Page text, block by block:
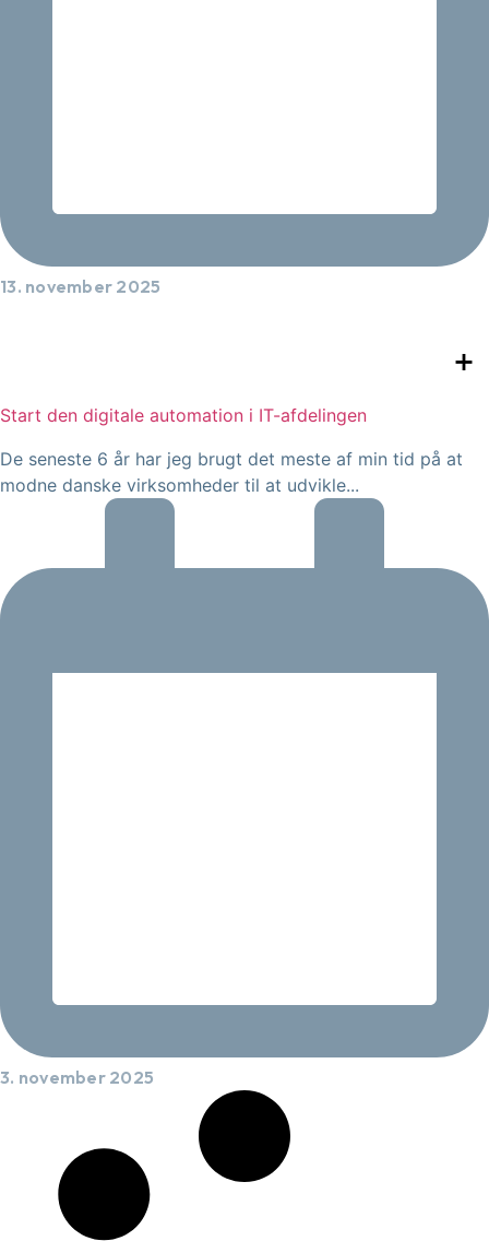
13. november 2025
Start den digitale automation i IT-afdelingen
De seneste 6 år har jeg brugt det meste af min tid på at
modne danske virksomheder til at udvikle...
3. november 2025